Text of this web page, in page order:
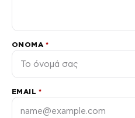
ΌΝΟΜΑ *
EMAIL *